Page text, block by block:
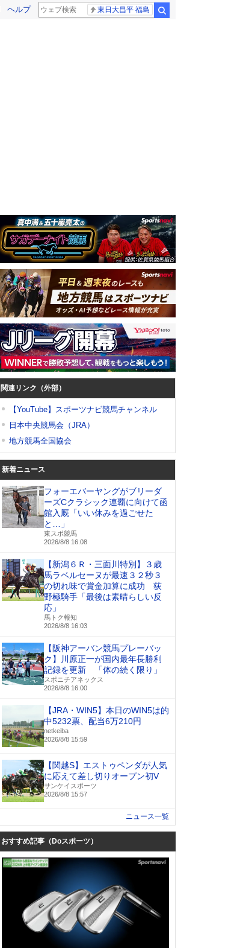
ヘルプ 東日大昌平 福島
関連リンク（外部）
【YouTube】スポーツナビ競馬チャンネル
日本中央競馬会（JRA）
地方競馬全国協会
新着ニュース
フォーエバーヤングがブリーダ
ーズCクラシック連覇に向けて函
館入厩「いい休みを過ごせた
と…」
東スポ競馬
2026/8/8 16:08
【新潟６Ｒ・三面川特別】３歳
馬ラベルセーヌが最速３２秒３
の切れ味で賞金加算に成功 荻
野極騎手「最後は素晴らしい反
応」
馬トク報知
2026/8/8 16:03
【阪神アーバン競馬プレーバッ
ク】川原正一が国内最年長勝利
記録を更新 「体の続く限り」
スポニチアネックス
2026/8/8 16:00
【JRA・WIN5】本日のWIN5は的
中5232票、配当6万210円
netkeiba
2026/8/8 15:59
【関越S】エストゥペンダが人気
に応えて差し切りオープン初V
サンケイスポーツ
2026/8/8 15:57
ニュース一覧
おすすめ記事（Doスポーツ）